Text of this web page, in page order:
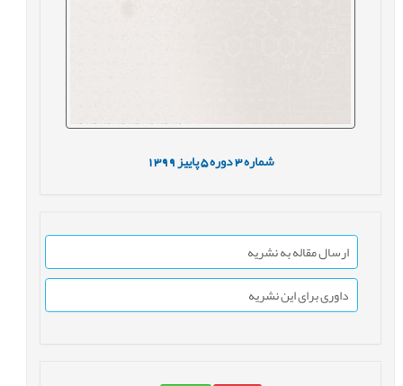
شماره3 دوره5 پاییز1399
ارسال مقاله به نشریه
داوری برای این نشریه